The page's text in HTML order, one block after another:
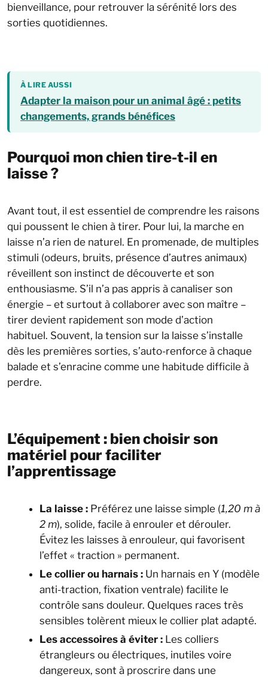
bienveillance, pour retrouver la sérénité lors des
sorties quotidiennes.
À LIRE AUSSI
Adapter la maison pour un animal âgé : petits
changements, grands bénéfices
Pourquoi mon chien tire-t-il en
laisse ?
Avant tout, il est essentiel de comprendre les raisons
qui poussent le chien à tirer. Pour lui, la marche en
laisse n’a rien de naturel. En promenade, de multiples
stimuli (odeurs, bruits, présence d’autres animaux)
réveillent son instinct de découverte et son
enthousiasme. S’il n’a pas appris à canaliser son
énergie – et surtout à collaborer avec son maître –
tirer devient rapidement son mode d’action
habituel. Souvent, la tension sur la laisse s’installe
dès les premières sorties, s’auto-renforce à chaque
balade et s’enracine comme une habitude difficile à
perdre.
L’équipement : bien choisir son
matériel pour faciliter
l’apprentissage
La laisse : Préférez une laisse simple (1,20 m à
2 m), solide, facile à enrouler et dérouler.
Évitez les laisses à enrouleur, qui favorisent
l’effet « traction » permanent.
Le collier ou harnais : Un harnais en Y (modèle
anti-traction, fixation ventrale) facilite le
contrôle sans douleur. Quelques races très
sensibles tolèrent mieux le collier plat adapté.
Les accessoires à éviter : Les colliers
étrangleurs ou électriques, inutiles voire
dangereux, sont à proscrire dans une